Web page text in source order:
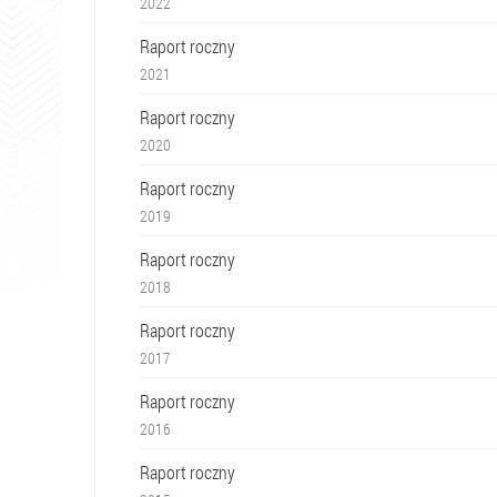
Raport roczny
2021
Raport roczny
2020
Raport roczny
2019
Raport roczny
2018
Raport roczny
2017
Raport roczny
2016
Raport roczny